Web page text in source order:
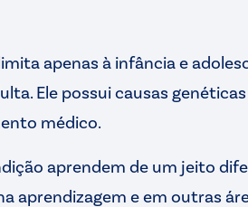
apenas à infância e
Ele possui causas
médico.
aprendem de um jeito
aprendizagem e em outras